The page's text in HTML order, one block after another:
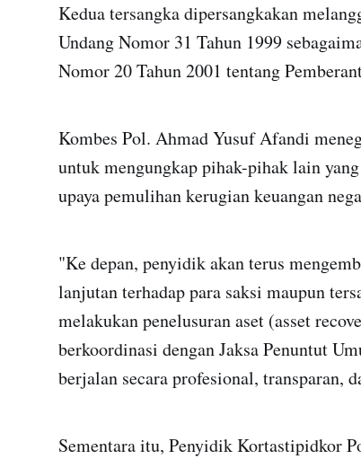
Kedua tersangka dipersangkakan
Undang Nomor 31 Tahun 1999
Nomor 20 Tahun 2001 tentang
Kombes Pol. Ahmad Yusuf Afandi
untuk mengungkap pihak-pihak lain
upaya pemulihan kerugian keuangan
"Ke depan, penyidik akan terus
lanjutan terhadap para saksi maupun
melakukan penelusuran aset (asset
berkoordinasi dengan Jaksa Penuntut
berjalan secara profesional, transparan,
Sementara itu, Penyidik Kortastipidkor